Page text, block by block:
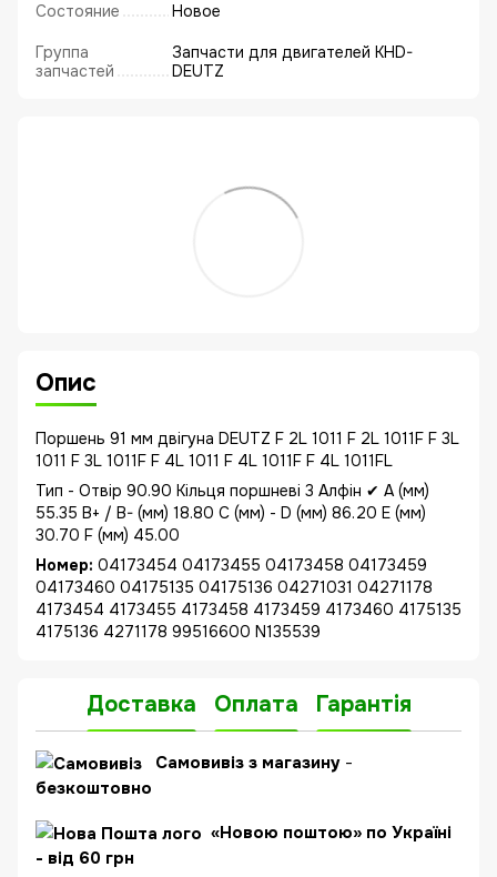
Состояние Новое
Группа
запчастей
Запчасти для двигателей KHD-
DEUTZ
Опис
Поршень 91 мм двігуна DEUTZ F 2L 1011 F 2L 1011F F 3L
1011 F 3L 1011F F 4L 1011 F 4L 1011F F 4L 1011FL
Тип - Отвір 90.90 Кільця поршневі 3 Алфін ✔ A (мм)
55.35 B+ / B- (мм) 18.80 C (мм) - D (мм) 86.20 E (мм)
30.70 F (мм) 45.00
Номер: 04173454 04173455 04173458 04173459
04173460 04175135 04175136 04271031 04271178
4173454 4173455 4173458 4173459 4173460 4175135
4175136 4271178 99516600 N135539
Доставка Оплата Гарантія
Самовивіз з магазину -
безкоштовно
«Новою поштою» по Україні
- від 60 грн